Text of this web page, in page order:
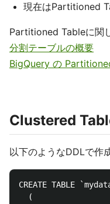
現在はPartitioned
Partitioned Tableに関
分割テーブルの概要
BigQuery の
Clustered
以下のようなDDLで作
CREATE TABLE
  (